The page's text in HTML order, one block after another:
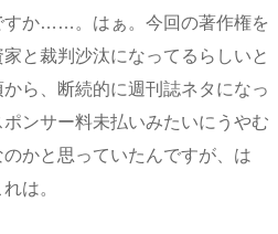
すか……。はぁ。今回の著作権を
と裁判沙汰になってるらしいと
ら、断続的に週刊誌ネタになっ
ンサー料未払いみたいにうやむ
かと思っていたんですが、は
は。